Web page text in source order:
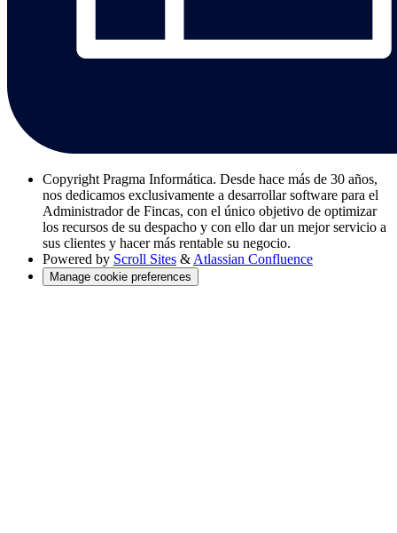
Copyright Pragma Informática. Desde hace más de 30 años,
nos dedicamos exclusivamente a desarrollar software para el
Administrador de Fincas, con el único objetivo de optimizar
los recursos de su despacho y con ello dar un mejor servicio a
sus clientes y hacer más rentable su negocio.
Powered by Scroll Sites & Atlassian Confluence
Manage cookie preferences